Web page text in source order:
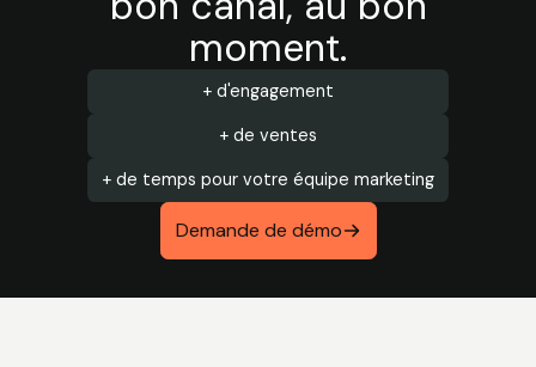
moment.
+ d'engagement
+ de ventes
+ de temps pour votre équipe marketing
Demande de démo